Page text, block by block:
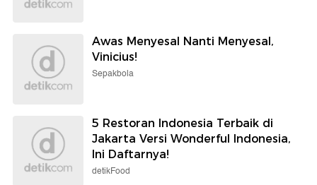
Awas Menyesal Nanti Menyesal,
Vinicius!
Sepakbola
5 Restoran Indonesia Terbaik di
Jakarta Versi Wonderful Indonesia,
Ini Daftarnya!
detikFood